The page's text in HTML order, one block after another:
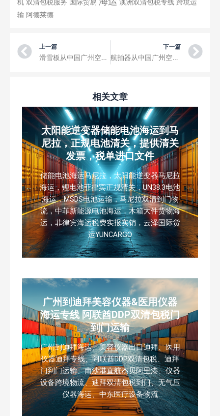
机 双清包税服务 国际贸易 澳洲双清包税专线 跨境运
输 阿德莱德
Prev
上一篇
滑雪板从中国广州空运到西科斯基纪念机场三字代码BDR
下一篇
航拍器从中国广州空运到道格拉斯州立机场三字代码DGL
相关文章
太阳能逆变器储能电池海运到马
尼拉，正规电池清关，提供清关
发票，税单进口文件
储能电池海运马尼拉，太阳能逆变器马尼拉
海运，锂电池菲律宾正规清关，UN38.3电池
海运，MSDS电池运输，马尼拉双清到门物
流，中菲新能源电池海运，木箱大件货物海
运，菲律宾海运税费实报实销，云泽国际货
运YUNCARGO
广州到迪拜美容仪器&医用仪器
海运专线 阿联酋DDP双清包税门
到门运输
广州到迪拜海运、美容仪器出口迪拜、医用
仪器迪拜专线、阿联酋DDP双清包税、迪拜
门到门运输、南沙港直航杰贝阿里港、仪器
设备跨境物流、迪拜双清包税到门、无气压
仪器海运、中东医疗设备物流